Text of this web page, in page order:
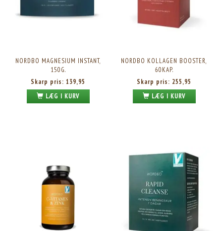
NORDBO MAGNESIUM INSTANT,
150G.
Skarp pris: 139,95
LÆG I KURV
NORDBO KOLLAGEN BOOSTER,
60KAP.
Skarp pris: 255,95
LÆG I KURV